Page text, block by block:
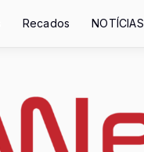
Recados NOTÍCIAS